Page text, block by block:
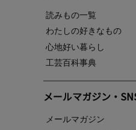
読みもの一覧
わたしの好きなもの
心地好い暮らし
工芸百科事典
メールマガジン・
メールマガジン